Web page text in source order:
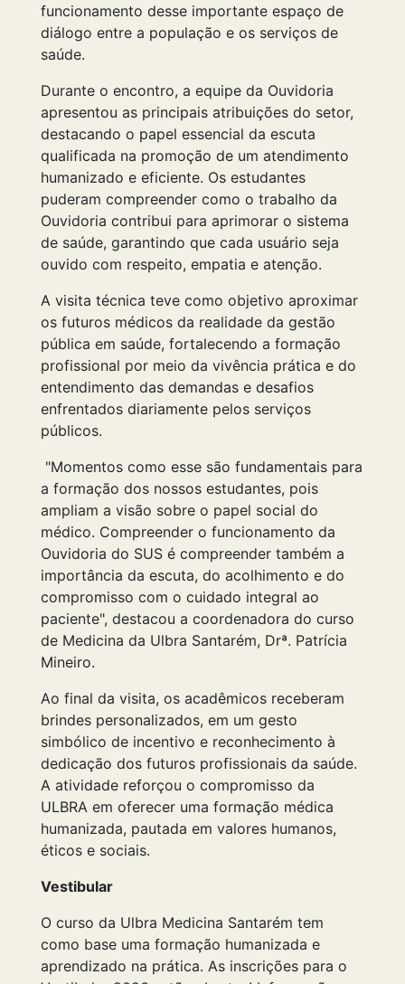
funcionamento desse importante espaço de
diálogo entre a população e os serviços de
saúde.
Durante o encontro, a equipe da Ouvidoria
apresentou as principais atribuições do setor,
destacando o papel essencial da escuta
qualificada na promoção de um atendimento
humanizado e eficiente. Os estudantes
puderam compreender como o trabalho da
Ouvidoria contribui para aprimorar o sistema
de saúde, garantindo que cada usuário seja
ouvido com respeito, empatia e atenção.
A visita técnica teve como objetivo aproximar
os futuros médicos da realidade da gestão
pública em saúde, fortalecendo a formação
profissional por meio da vivência prática e do
entendimento das demandas e desafios
enfrentados diariamente pelos serviços
públicos.
"Momentos como esse são fundamentais para
a formação dos nossos estudantes, pois
ampliam a visão sobre o papel social do
médico. Compreender o funcionamento da
Ouvidoria do SUS é compreender também a
importância da escuta, do acolhimento e do
compromisso com o cuidado integral ao
paciente", destacou a coordenadora do curso
de Medicina da Ulbra Santarém, Drª. Patrícia
Mineiro.
Ao final da visita, os acadêmicos receberam
brindes personalizados, em um gesto
simbólico de incentivo e reconhecimento à
dedicação dos futuros profissionais da saúde.
A atividade reforçou o compromisso da
ULBRA em oferecer uma formação médica
humanizada, pautada em valores humanos,
éticos e sociais.
Vestibular
O curso da Ulbra Medicina Santarém tem
como base uma formação humanizada e
aprendizado na prática. As inscrições para o